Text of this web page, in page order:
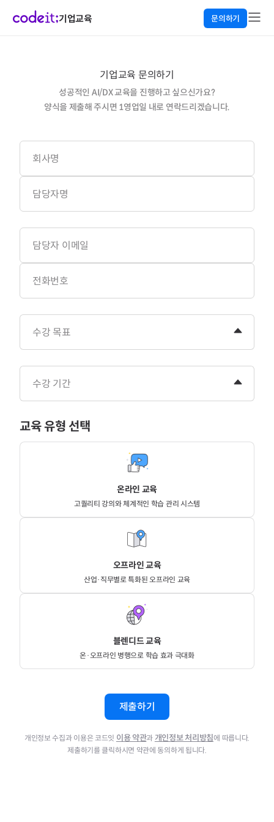
기업교육 문의하기
기업교육 문의하기
성공적인 AI/DX 교육을 진행하고 싶으신가요?
양식을 제출해 주시면 1영업일 내로 연락드리겠습니다.
회사명
담당자명
담당자 이메일
전화번호
수강 목표
수강 기간
교육 유형 선택
온라인 교육
고퀄리티 강의와 체계적인 학습 관리 시스템
오프라인 교육
산업·직무별로 특화된 오프라인 교육
블렌디드 교육
온·오프라인 병행으로 학습 효과 극대화
제출하기
개인정보 수집과 이용은 코드잇 이용 약관과 개인정보 처리방침에 따릅니다.
제출하기를 클릭하시면 약관에 동의하게 됩니다.